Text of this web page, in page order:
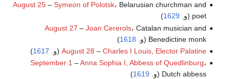
August 25– Symeon of Polotsk، Belarusian churchman and
poet (و.
1629
)
August 27 – Joan Cererols، Catalan musician and
Benedictine monk (و.
1618
)
August 28 – Charles I Louis, Elector Palatine (و. 1617
)
September 1 –Anna Sophia I, Abbess of Quedlinburg،
Dutch abbess (و.
1619
)